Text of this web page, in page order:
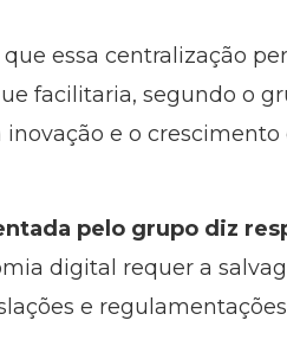
essa centralização
facilitaria, segundo o
e o crescimento
pelo grupo diz
digital requer a
e